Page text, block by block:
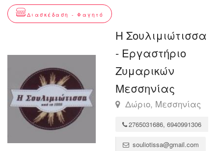
Διασκέδαση - Φαγητό
Η Σουλιμιώτισσα
- Εργαστήριο
Ζυμαρικών
Μεσσηνίας
Δώριο, Μεσσηνίας
2765031686, 6940991306
souliotissa@gmail.com